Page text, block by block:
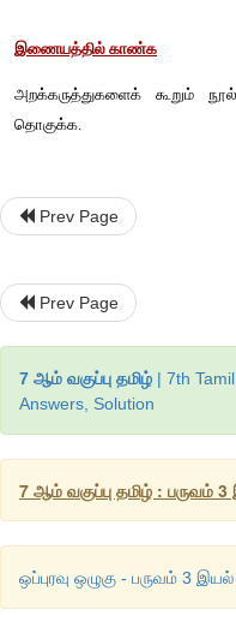
கீழ்க்காணும் படங்கள்
(படம் - 1)
(எ.கா) கரும்பலகை,
ஆசிரியர்கள்.
படம் - 2
Prev Page
Prev Page
7 ஆம் வகுப்பு தமிழ் | 7th
Answers, Solution
7 ஆம் வகுப்பு தமிழ் : பருவம் 3
ஒப்புரவு ஒழுகு - பருவம் 3